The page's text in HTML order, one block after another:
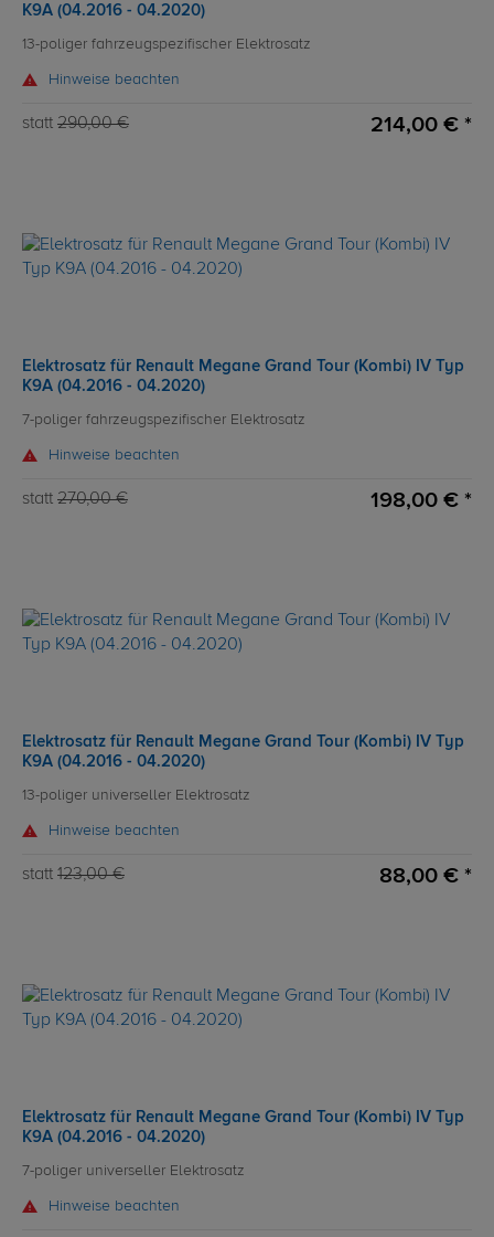
K9A (04.2016 - 04.2020)
13-poliger fahrzeugspezifischer Elektrosatz
Hinweise beachten
statt 290,00 € 214,00 € *
Elektrosatz für Renault Megane Grand Tour (Kombi) IV Typ
K9A (04.2016 - 04.2020)
7-poliger fahrzeugspezifischer Elektrosatz
Hinweise beachten
statt 270,00 € 198,00 € *
Elektrosatz für Renault Megane Grand Tour (Kombi) IV Typ
K9A (04.2016 - 04.2020)
13-poliger universeller Elektrosatz
Hinweise beachten
statt 123,00 € 88,00 € *
Elektrosatz für Renault Megane Grand Tour (Kombi) IV Typ
K9A (04.2016 - 04.2020)
7-poliger universeller Elektrosatz
Hinweise beachten